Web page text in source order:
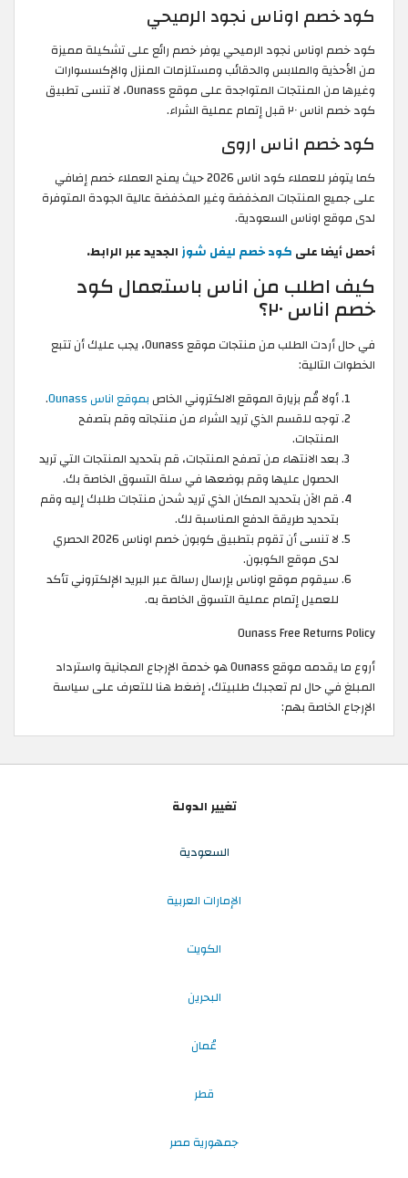
كود خصم اوناس نجود الرميحي
كود خصم اوناس نجود الرميحي يوفر خصم رائع على تشكيلة مميزة
من الأحذية والملابس والحقائب ومستلزمات المنزل والإكسسوارات
وغيرها من المنتجات المتواجدة على موقع Ounass، لا تنسى تطبيق
كود خصم اناس ٢٠ قبل إتمام عملية الشراء.
كود خصم اناس اروى
كما يتوفر للعملاء كود اناس 2026 حيث يمنح العملاء خصم إضافي
على جميع المنتجات المخفضة وغير المخفضة عالية الجودة المتوفرة
لدى موقع اوناس السعودية.
أحصل أيضا على كود خصم ليفل شوز الجديد عبر الرابط.
كيف اطلب من اناس باستعمال كود
خصم اناس ٢٠؟
في حال أردت الطلب من منتجات موقع Ounass، يجب عليك أن تتبع
الخطوات التالية:
أولا قُم بزيارة الموقع الالكتروني الخاص بموقع اناس Ounass
.
توجه للقسم الذي تريد الشراء من منتجاته وقم بتصفح
المنتجات.
بعد الانتهاء من تصفح المنتجات، قم بتحديد المنتجات التي تريد
الحصول عليها وقم بوضعها في سلة التسوق الخاصة بك.
قم الآن بتحديد المكان الذي تريد شحن منتجات طلبك إليه وقم
بتحديد طريقة الدفع المناسبة لك.
لا تنسى أن تقوم بتطبيق كوبون خصم اوناس 2026 الحصري
لدى موقع الكوبون.
سيقوم موقع اوناس بإرسال رسالة عبر البريد الإلكتروني تأكد
للعميل إتمام عملية التسوق الخاصة به.
Ounass Free Returns Policy
أروع ما يقدمه موقع Ounass هو خدمة الإرجاع المجانية واسترداد
المبلغ في حال لم تعجبك طلبيتك، إضغط هنا للتعرف على سياسة
الإرجاع الخاصة بهم:
تغيير الدولة
السعودية
الإمارات العربية
الكويت
البحرين
عُمان
قطر
جمهورية مصر